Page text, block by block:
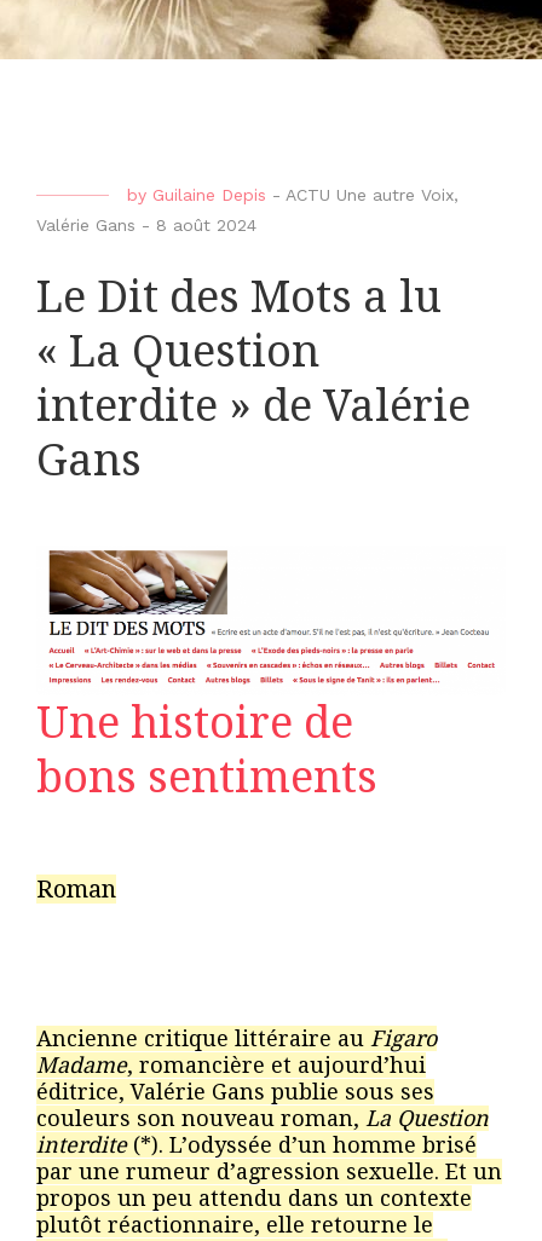
by Guilaine Depis - ACTU Une autre Voix,
Valérie Gans - 8 août 2024
Le Dit des Mots a lu
« La Question
interdite » de Valérie
Gans
Une histoire de
bons sentiments
Roman
Ancienne critique littéraire au Figaro
Madame, romancière et aujourd’hui
éditrice, Valérie Gans publie sous ses
couleurs son nouveau roman, La Question
interdite (*). L’odyssée d’un homme brisé
par une rumeur d’agression sexuelle. Et un
propos un peu attendu dans un contexte
plutôt réactionnaire, elle retourne le